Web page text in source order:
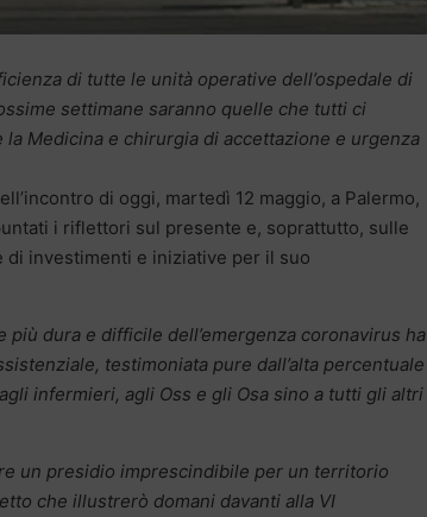
di tutte le unità operative dell’ospedale di
settimane saranno quelle che tutti ci
Medicina e chirurgia di accettazione e urgenza
di oggi, martedì 12 maggio, a Palermo,
i riflettori sul presente e, soprattutto, sulle
di investimenti e iniziative per il suo
più dura e difficile dell’emergenza coronavirus ha
testimoniata pure dall’alta percentuale
infermieri, agli Oss e gli Osa sino a tutti gli altri
un presidio imprescindibile per un territorio
che illustrerò domani davanti alla VI